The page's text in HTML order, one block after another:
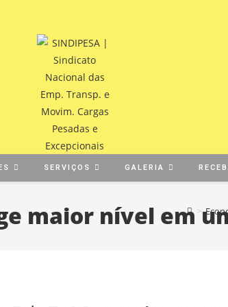
SERVIÇOS GALERIA
maior nível em>